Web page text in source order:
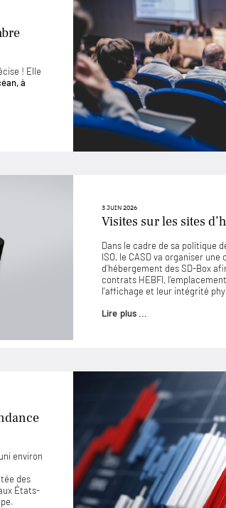
! Elle
à
3 JUIN 2026
Visites sur les sites
Dans le cadre de sa politique
ISO, le CASD va organiser
d’hébergement des SD-Box
contrats HEBFI,
l’affichage et leur intégrité
Lire plus ...
environ
des
États-